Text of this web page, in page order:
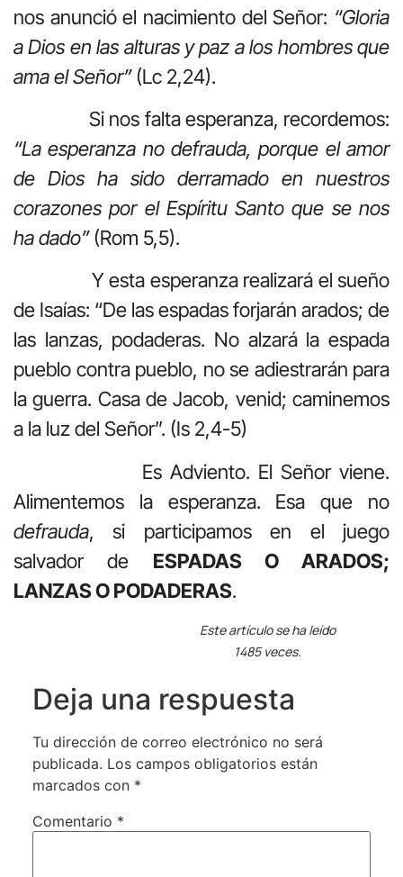
nos anunció el nacimiento del Señor: “Gloria
a Dios en las alturas y paz a los hombres que
ama el Señor”(Lc 2,24).
Si nos falta esperanza, recordemos:
“La esperanza no defrauda, porque el amor
de Dios ha sido derramado en nuestros
corazones por el Espíritu Santo que se nos
ha dado”(Rom 5,5).
Y esta esperanza realizará el sueño
de Isaías: “De las espadas forjarán arados; de
las lanzas, podaderas. No alzará la espada
pueblo contra pueblo, no se adiestrarán para
la guerra. Casa de Jacob, venid; caminemos
a la luz del Señor”. (Is 2,4-5)
Es Adviento. El Señor viene.
Alimentemos la esperanza. Esa que no
defrauda, si participamos en el juego
salvador de ESPADAS O ARADOS;
LANZAS O PODADERAS.
Este artículo se ha leído
1485 veces.
Deja una respuesta
Tu dirección de correo electrónico no será
publicada. Los campos obligatorios están
marcados con *
Comentario *